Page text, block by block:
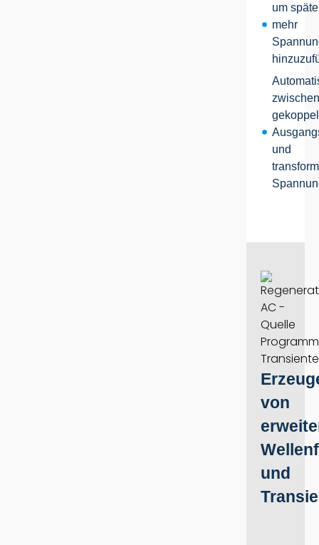
um
mehr
und
von
und